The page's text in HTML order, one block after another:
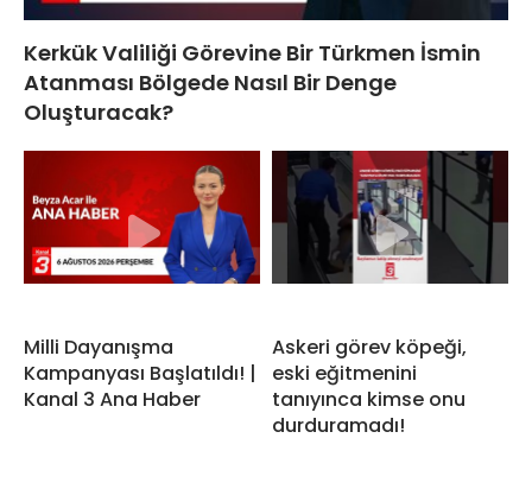
Kerkük Valiliği Görevine Bir Türkmen İsmin
Atanması Bölgede Nasıl Bir Denge
Oluşturacak?
Milli Dayanışma
Kampanyası Başlatıldı! |
Kanal 3 Ana Haber
Askeri görev köpeği,
eski eğitmenini
tanıyınca kimse onu
durduramadı!